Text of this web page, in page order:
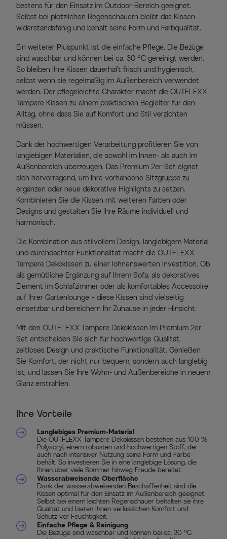
bestens für den Einsatz im Outdoor-Bereich geeignet.
Selbst bei plötzlichen Regenschauern bleibt das Kissen
widerstandsfähig und behält seine Form und Farbqualität.
Ein weiterer Pluspunkt ist die einfache Pflege. Die Bezüge
sind waschbar und können bei ca. 30 °C gereinigt werden.
So bleiben Ihre Kissen dauerhaft frisch und hygienisch,
selbst wenn sie regelmäßig im Außenbereich verwendet
werden. Der pflegeleichte Charakter macht die OUTFLEXX
Tampere Kissen zu einem praktischen Begleiter für den
Alltag, ohne dass Sie auf Komfort und Stil verzichten
müssen.
Dank der hochwertigen Verarbeitung profitieren Sie von
langlebigen Materialien, die sowohl im Innen- als auch im
Außenbereich überzeugen. Das Premium 2er-Set eignet
sich hervorragend, um Ihre vorhandene Sitzgruppe zu
ergänzen oder neue dekorative Highlights zu setzen.
Kombinieren Sie die Kissen mit weiteren Farben oder
Designs und gestalten Sie Ihre Räume individuell und
harmonisch.
Die Kombination aus stilvollem Design, langlebigem Material
und durchdachter Funktionalität macht die OUTFLEXX
Tampere Dekokissen zu einer lohnenswerten Investition. Ob
als gemütliche Ergänzung auf Ihrem Sofa, als dekoratives
Element im Schlafzimmer oder als komfortables Accessoire
auf Ihrer Gartenlounge – diese Kissen sind vielseitig
einsetzbar und bereichern Ihr Zuhause in jeder Hinsicht.
Mit den OUTFLEXX Tampere Dekokissen im Premium 2er-
Set entscheiden Sie sich für hochwertige Qualität,
zeitloses Design und praktische Funktionalität. Genießen
Sie Komfort, der nicht nur bequem, sondern auch langlebig
ist, und lassen Sie Ihre Wohn- und Außenbereiche in neuem
Glanz erstrahlen.
Ihre Vorteile
Langlebiges Premium-Material
Die OUTFLEXX Tampere Dekokissen bestehen aus 100 %
Polyacryl, einem robusten und hochwertigen Stoff, der
auch nach intensiver Nutzung seine Form und Farbe
behält. So investieren Sie in eine langlebige Lösung, die
Ihnen über viele Sommer hinweg Freude bereitet.
Wasserabweisende Oberfläche
Dank der wasserabweisenden Beschaffenheit sind die
Kissen optimal für den Einsatz im Außenbereich geeignet.
Selbst bei einem leichten Regenschauer behalten sie ihre
Qualität und bieten Ihnen verlässlichen Komfort und
Schutz vor Feuchtigkeit.
Einfache Pflege & Reinigung
Die Bezüge sind waschbar und können bei ca. 30 °C